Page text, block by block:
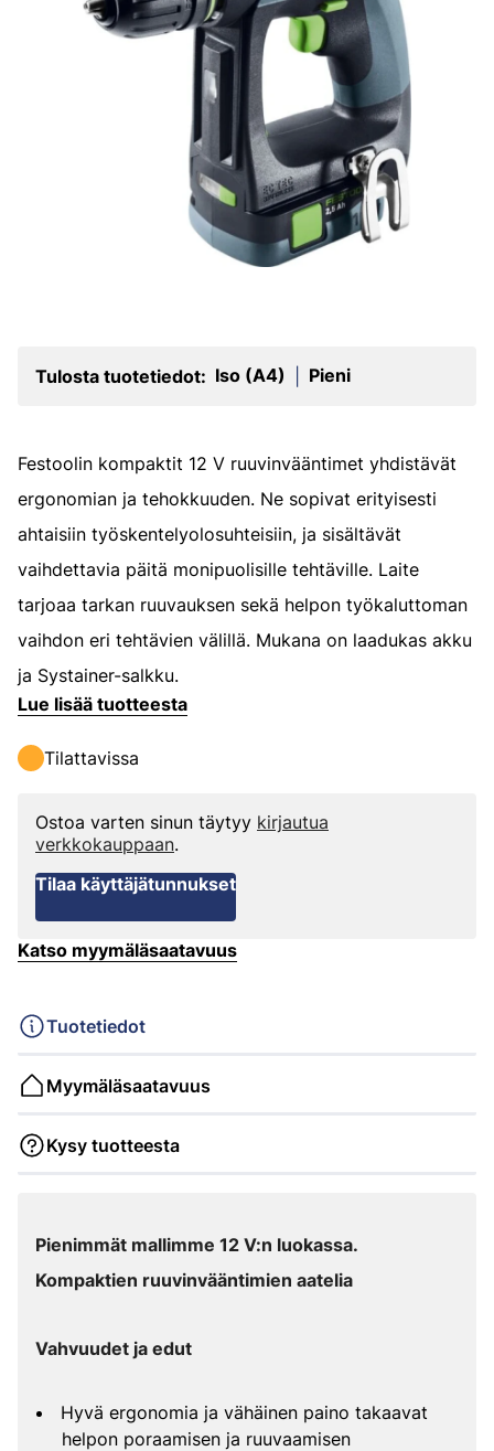
Tulosta tuotetiedot: Iso (A4) Pieni
Festoolin kompaktit 12 V ruuvinvääntimet yhdistävät
ergonomian ja tehokkuuden. Ne sopivat erityisesti
ahtaisiin työskentelyolosuhteisiin, ja sisältävät
vaihdettavia päitä monipuolisille tehtäville. Laite
tarjoaa tarkan ruuvauksen sekä helpon työkaluttoman
vaihdon eri tehtävien välillä. Mukana on laadukas akku
ja Systainer-salkku.
Lue lisää tuotteesta
Tilattavissa
Ostoa varten sinun täytyy kirjautua
verkkokauppaan.
Tilaa käyttäjätunnukset
Katso myymäläsaatavuus
Tuotetiedot
Myymäläsaatavuus
Kysy tuotteesta
Pienimmät mallimme 12 V:n luokassa.
Kompaktien ruuvinvääntimien aatelia
Vahvuudet ja edut
Hyvä ergonomia ja vähäinen paino takaavat
helpon poraamisen ja ruuvaamisen